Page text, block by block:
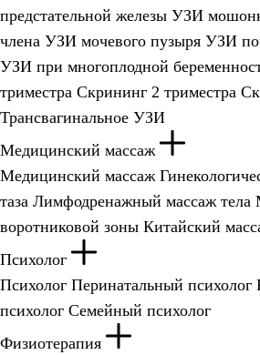
предстательной железы УЗИ
члена УЗИ мочевого пузыря УЗИ
УЗИ при многоплодной
триместра Скрининг 2 триместра
Трансвагинальное УЗИ
Медицинский массаж
Медицинский массаж
таза Лимфодренажный массаж тела
воротниковой зоны Китайский
Психолог
Психолог Перинатальный психолог
психолог Семейный психолог
Физиотерапия